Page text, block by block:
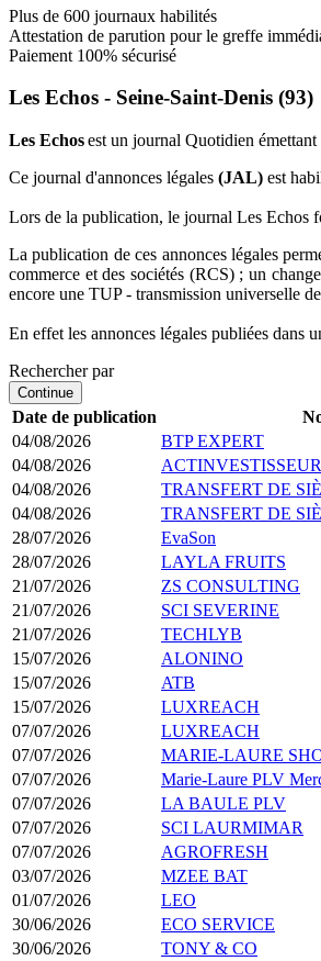
Plus de 600 journaux habilités
Attestation de parution pour le greffe
Paiement 100% sécurisé
Les Echos - Seine-Saint-Denis (93)
Les Echosest un journal Quotidien émettant
Ce journal d'annonces légales (JAL) est
Lors de la publication, le journal Les Echos
La publication de ces annonces légales
commerce et des sociétés (RCS) ; un
encore une TUP - transmission universelle
En effet les annonces légales publiées dans
Rechercher par
Continue
Date de publication
04/08/2026
BTP EXPERT
04/08/2026
ACTINVESTISSEUR
04/08/2026
TRANSFERT DE
04/08/2026
TRANSFERT DE
28/07/2026
EvaSon
28/07/2026
LAYLA FRUITS
21/07/2026
ZS CONSULTING
21/07/2026
SCI SEVERINE
21/07/2026
TECHLYB
15/07/2026
ALONINO
15/07/2026
ATB
15/07/2026
LUXREACH
07/07/2026
LUXREACH
07/07/2026
MARIE-LAURE
07/07/2026
Marie-Laure PLV
07/07/2026
LA BAULE PLV
07/07/2026
SCI LAURMIMAR
07/07/2026
AGROFRESH
03/07/2026
MZEE BAT
01/07/2026
LEO
30/06/2026
ECO SERVICE
30/06/2026
TONY & CO